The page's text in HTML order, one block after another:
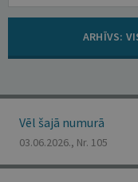
ARHĪVS:
Vēl šajā numurā
03.06.2026., Nr. 105